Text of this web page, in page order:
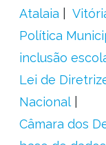
Atalaia
Política
inclusão
Lei de
Nacional
Câmara dos